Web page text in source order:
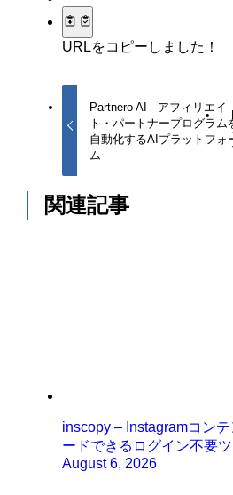
URLをコピーしました！
Partnero AI - アフィリエイ
ト・パートナープログラム
自動化するAIプラットフォ
ム
関連記事
inscopy – Instagramコン
ードできるログイン不要
August 6, 2026